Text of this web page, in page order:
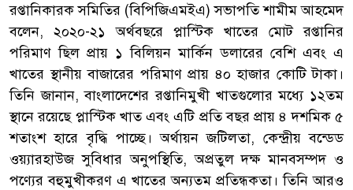
রপ্তানিকারক সমিতির (বিপিজিএমইএ) সভাপতি শামীম আহমেদ
বলেন, ২০২০-২১ অর্থবছরে প্লাস্টিক খাতের মোট রপ্তানির
পরিমাণ ছিল প্রায় ১ বিলিয়ন মার্কিন ডলারের বেশি এবং এ
খাতের স্থানীয় বাজারের পরিমাণ প্রায় ৪০ হাজার কোটি টাকা।
তিনি জানান, বাংলাদেশের রপ্তানিমুখী খাতগুলোর মধ্যে ১২তম
স্থানে রয়েছে প্লাস্টিক খাত এবং এটি প্রতি বছর প্রায় ৪ দশমিক ৫
শতাংশ হারে বৃদ্ধি পাচ্ছে। অর্থায়ন জটিলতা, কেন্দ্রীয় বন্ডেড
ওয়্যারহাউজ সুবিধার অনুপস্থিতি, অপ্রতুল দক্ষ মানবসম্পদ ও
পণ্যের বহুমুখীকরণ এ খাতের অন্যতম প্রতিন্ধকতা। তিনি আরও